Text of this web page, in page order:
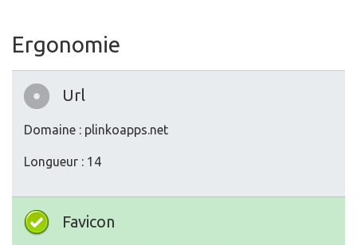
Ergonomie
Url
Domaine : plinkoapps.net
Longueur : 14
Favicon